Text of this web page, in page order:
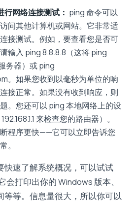
网络连接测试： ping 命令可以
问其他计算机或网站。它非常适
接测试。例如，要查看您是否可
输入 ping 8.8.8.8（这将 ping
务器）或 ping
。如果您收到以毫秒为单位的响
接正常。如果没有收到响应，则
。您还可以 ping 本地网络上的设
来检查您的路由器）。
程序更快——它可以立即告诉您
。
快速了解系统概况，可以试试
打印出你的 Windows 版本、
等等。信息量很大，所以你可以